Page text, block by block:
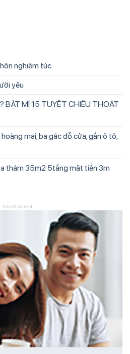
BẬT MÍ 15 TUYỆT CHIÊU THOÁT
Advertisement